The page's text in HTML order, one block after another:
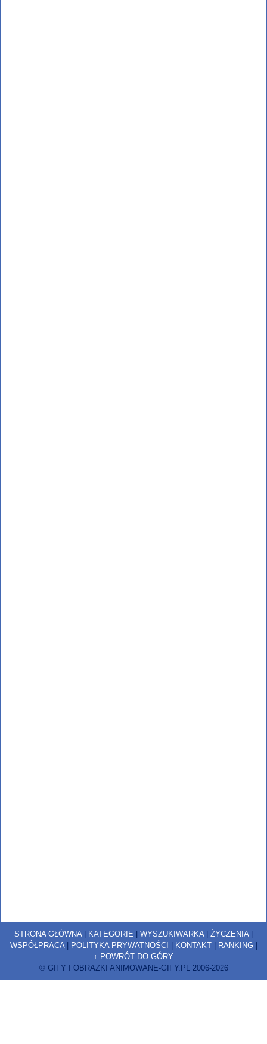
STRONA GŁÓWNA | KATEGORIE | WYSZUKIWARKA | ŻYCZENIA |
WSPÓŁPRACA| POLITYKA PRYWATNOŚCI | KONTAKT| RANKING|
↑ POWRÓT DO GÓRY
© GIFY I OBRAZKI ANIMOWANE-GIFY.PL 2006-2026